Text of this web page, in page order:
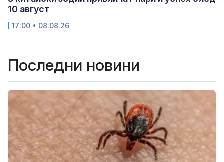
10 август
17:00 • 08.08.26
Последни новини